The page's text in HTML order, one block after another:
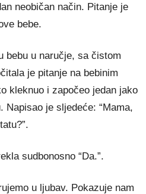
neobičan način. Pitanje je
bebe.
bebu u naručje, sa čistom
je pitanje na bebinim
kleknuo i započeo jedan jako
Napisao je sljedeće: “Mama,
sudbonosno “Da.”.
u ljubav. Pokazuje nam